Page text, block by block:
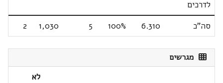
לדרכים
סה"כ 6.310
100%
5
1,030
2
מגרשים
לא